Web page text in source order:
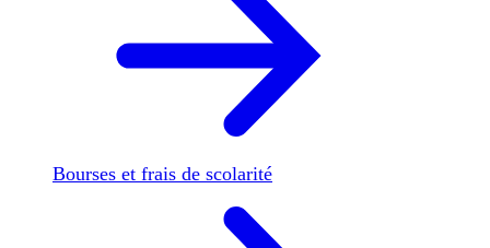
Bourses et frais de scolarité